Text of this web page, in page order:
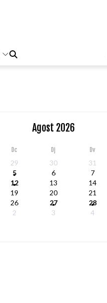
Agost 2026
Dc Dj Dv
29 30 31
5 6 7
12 13 14
19 20 21
26 27 28
2 3 4